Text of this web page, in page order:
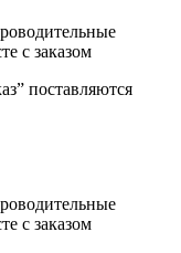
с заказом
поставляются
с заказом